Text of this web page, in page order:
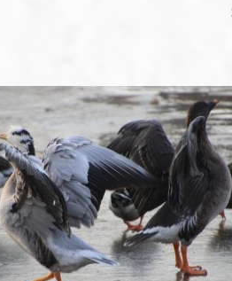
益普及，拍照拍视频已经成为民众日